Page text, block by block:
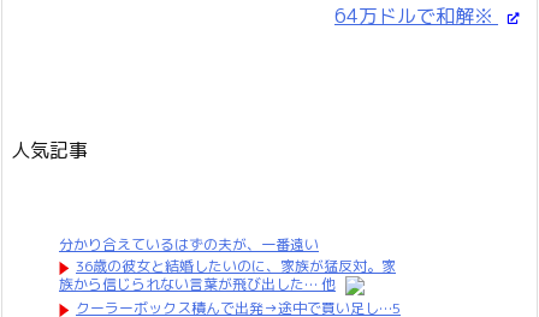
64万ドルで和解※
人気記事
分かり合えているはずの夫が、一番遠い
36歳の彼女と結婚したいのに、家族が猛反対。家
族から信じられない言葉が飛び出した… 他
クーラーボックス積んで出発→途中で買い足し…5